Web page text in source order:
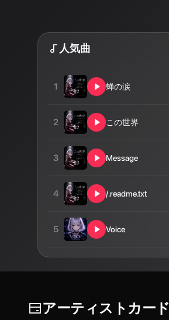
人気曲
1 蝉の涙
2 この世界
3 Message
4 /.readme.txt
5 Voice
アーティストカード